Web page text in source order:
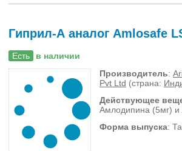
Гиприл-А аналог Amlosafe
Есть в наличии
Производитель:
Pvt Ltd (страна:
Действующее
Амлодипина (5мг) и
Форма выпуска: